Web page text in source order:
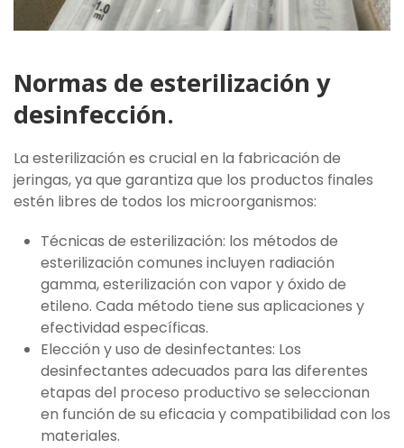
Normas de esterilización y
desinfección.
La esterilización es crucial en la fabricación de
jeringas, ya que garantiza que los productos finales
estén libres de todos los microorganismos:
Técnicas de esterilización: los métodos de
esterilización comunes incluyen radiación
gamma, esterilización con vapor y óxido de
etileno. Cada método tiene sus aplicaciones y
efectividad específicas.
Elección y uso de desinfectantes: Los
desinfectantes adecuados para las diferentes
etapas del proceso productivo se seleccionan
en función de su eficacia y compatibilidad con los
materiales.